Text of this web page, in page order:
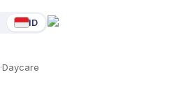
ID
·Daycare